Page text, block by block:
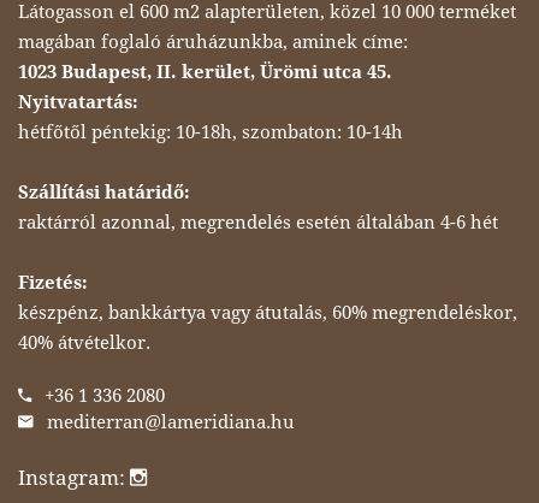
Látogasson el 600 m2 alapterületen, közel 10 000 terméket
magában foglaló áruházunkba, aminek címe:
1023 Budapest, II. kerület, Ürömi utca 45.
Nyitvatartás:
hétfőtől péntekig: 10-18h, szombaton: 10-14h
Szállítási határidő:
raktárról azonnal, megrendelés esetén általában 4-6 hét
Fizetés:
készpénz, bankkártya vagy átutalás, 60% megrendeléskor,
40% átvételkor.
+36 1 336 2080
mediterran@lameridiana.hu
Instagram: